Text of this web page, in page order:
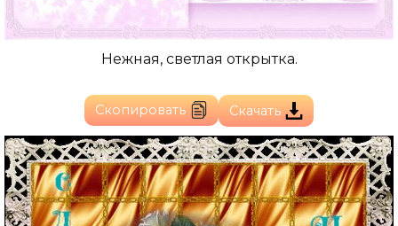
Нежная, светлая открытка.
Скопировать Скачать